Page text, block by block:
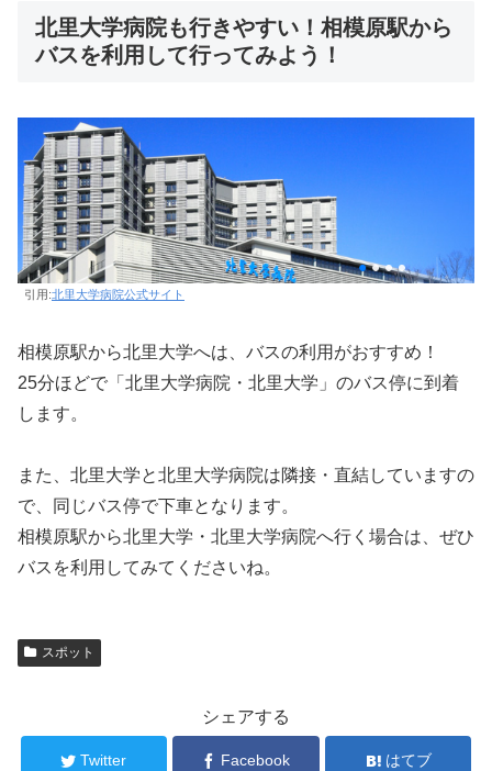
北里大学病院も行きやすい！相模原駅から
バスを利用して行ってみよう！
引用:北里大学病院公式サイト
相模原駅から北里大学へは、バスの利用がおすすめ！
25分ほどで「北里大学病院・北里大学」のバス停に到着
します。
また、北里大学と北里大学病院は隣接・直結していますの
で、同じバス停で下車となります。
相模原駅から北里大学・北里大学病院へ行く場合は、ぜひ
バスを利用してみてくださいね。
スポット
シェアする
Twitter Facebook はてブ